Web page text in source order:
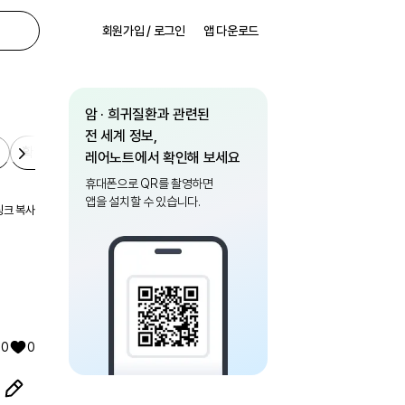
회원가입 / 로그인 앱 다운로드
확진 후 보험·복지 일상
일상
크 복사
0 0
암 · 희귀질환과 관련된
전 세계 정보,
레어노트에서 확인해 보세요
휴대폰으로 QR를 촬영하면
앱을 설치할 수 있습니다.